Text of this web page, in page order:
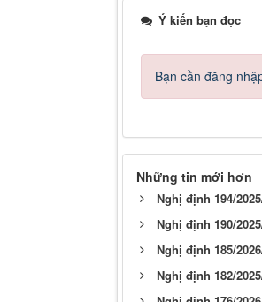
Ý kiến bạn đọc
Bạn cần đăng
Những tin mới hơn
Nghị định 194/
Nghị định 190/
Nghị định 185/
Nghị định 182/